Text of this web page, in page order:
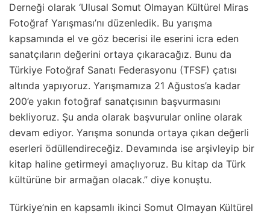
Derneği olarak ‘Ulusal Somut Olmayan Kültürel Miras
Fotoğraf Yarışması’nı düzenledik. Bu yarışma
kapsamında el ve göz becerisi ile eserini icra eden
sanatçıların değerini ortaya çıkaracağız. Bunu da
Türkiye Fotoğraf Sanatı Federasyonu (TFSF) çatısı
altında yapıyoruz. Yarışmamıza 21 Ağustos’a kadar
200’e yakın fotoğraf sanatçısının başvurmasını
bekliyoruz. Şu anda olarak başvurular online olarak
devam ediyor. Yarışma sonunda ortaya çıkan değerli
eserleri ödüllendireceğiz. Devamında ise arşivleyip bir
kitap haline getirmeyi amaçlıyoruz. Bu kitap da Türk
kültürüne bir armağan olacak.” diye konuştu.
Türkiye’nin en kapsamlı ikinci Somut Olmayan Kültürel